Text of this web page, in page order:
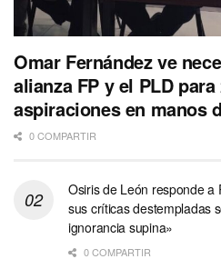
Omar Fernández ve
alianza FP y el PLD
aspiraciones en manos
0 COMPARTIR
Osiris de León responde a
sus críticas destempladas
ignorancia supina»
0 COMPARTIR